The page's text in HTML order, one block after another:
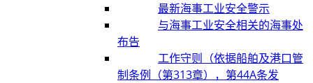
最新海事工业安全警示
与海事工业安全相关的海事处
布告
工作守则（依据船舶及港口管
制条例（第313章），第44A条发